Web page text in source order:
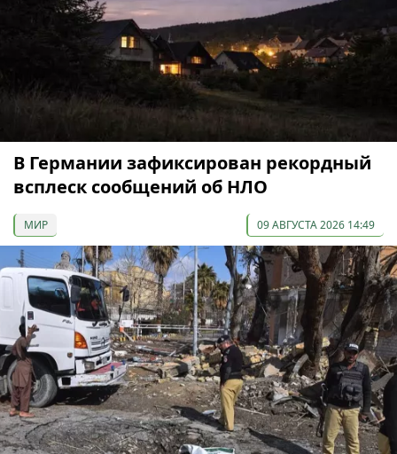
В Германии зафиксирован рекордный
всплеск сообщений об НЛО
МИР 09 АВГУСТА 2026 14:49